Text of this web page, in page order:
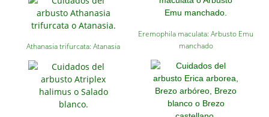
Athanasia trifurcata: Atanasia
Eremophila maculata: Arbusto Emu
manchado